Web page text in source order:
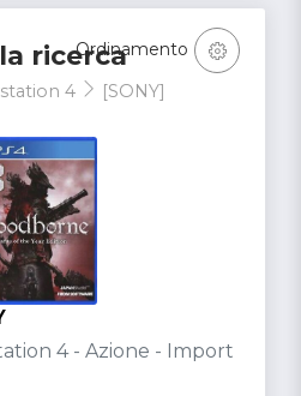
ricerca
4 [SONY]
Ordinamento
4 - Azione - Import